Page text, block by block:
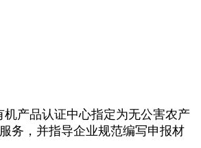
产品认证中心指定为无公害农产
务，并指导企业规范编写申报材